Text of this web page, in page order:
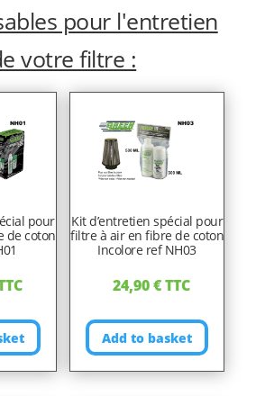
pour l'entretien
votre filtre :
pour
de coton
Kit d’entretien spécial pour
filtre à air en fibre de coton
Incolore ref NH03
24,90€TTC
Add to basket